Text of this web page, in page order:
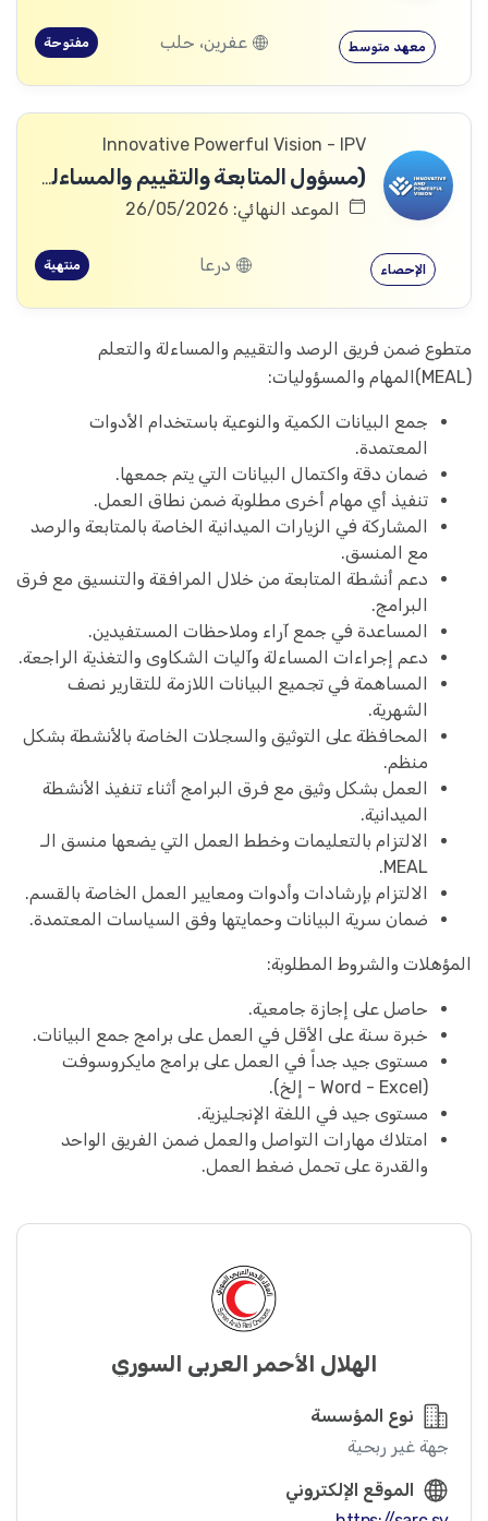
معهد متوسط عفرين، حلب مفتوحة
Innovative Powerful Vision - IPV
(مسؤول المتابعة والتقييم والمساءلة والتعلم
الموعد النهائي: 26/05/2026
الإحصاء درعا منتهية
متطوع ضمن فريق الرصد والتقييم والمساءلة والتعلم
(MEAL)المهام والمسؤوليات:
جمع البيانات الكمية والنوعية باستخدام الأدوات
المعتمدة.
ضمان دقة واكتمال البيانات التي يتم جمعها.
تنفيذ أي مهام أخرى مطلوبة ضمن نطاق العمل.
المشاركة في الزيارات الميدانية الخاصة بالمتابعة والرصد
مع المنسق.
دعم أنشطة المتابعة من خلال المرافقة والتنسيق مع فرق
البرامج.
المساعدة في جمع آراء وملاحظات المستفيدين.
دعم إجراءات المساءلة وآليات الشكاوى والتغذية الراجعة.
المساهمة في تجميع البيانات اللازمة للتقارير نصف
الشهرية.
المحافظة على التوثيق والسجلات الخاصة بالأنشطة بشكل
منظم.
العمل بشكل وثيق مع فرق البرامج أثناء تنفيذ الأنشطة
الميدانية.
الالتزام بالتعليمات وخطط العمل التي يضعها منسق الـ
MEAL.
الالتزام بإرشادات وأدوات ومعايير العمل الخاصة بالقسم.
ضمان سرية البيانات وحمايتها وفق السياسات المعتمدة.
المؤهلات والشروط المطلوبة:
حاصل على إجازة جامعية.
خبرة سنة على الأقل في العمل على برامج جمع البيانات.
مستوى جيد جداً في العمل على برامج مايكروسوفت
(Word - Excel - إلخ).
مستوى جيد في اللغة الإنجليزية.
امتلاك مهارات التواصل والعمل ضمن الفريق الواحد
والقدرة على تحمل ضغط العمل.
الهلال الأحمر العربي السوري
نوع المؤسسة
جهة غير ربحية
الموقع الإلكتروني